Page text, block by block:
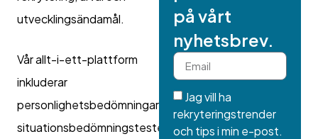
utvecklingsändamål.
Vår allt-i-ett-plattform
inkluderar
personlighetsbedömningar,
situationsbedömningstester,
på vårt
nyhetsbrev.
Jag vill ha
rekryteringstrender
och tips i min e-post.